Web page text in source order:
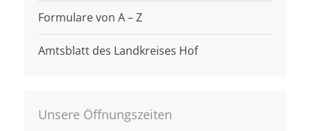
Formulare von A – Z
Amtsblatt des Landkreises Hof
Unsere Öffnungszeiten